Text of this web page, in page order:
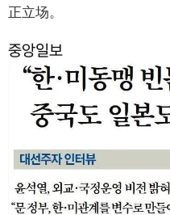
正立场。